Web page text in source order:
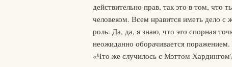
действительно прав, так это в том, что
человеком. Всем нравится иметь дело
роль. Да, да, я знаю, что это спорная
неожиданно оборачивается
«Что же случилось с Мэттом